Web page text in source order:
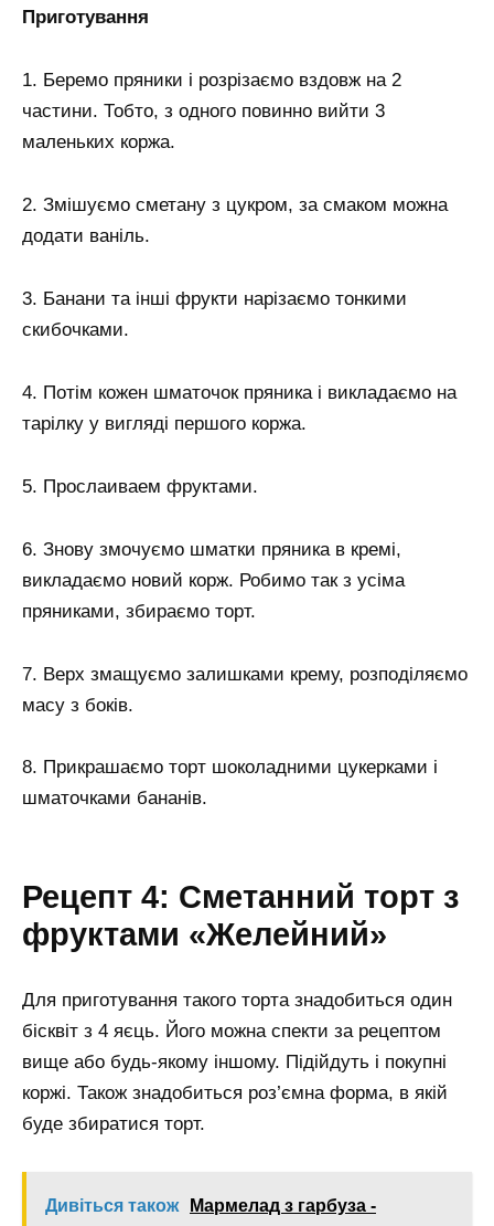
Приготування
1. Беремо пряники і розрізаємо вздовж на 2
частини. Тобто, з одного повинно вийти 3
маленьких коржа.
2. Змішуємо сметану з цукром, за смаком можна
додати ваніль.
3. Банани та інші фрукти нарізаємо тонкими
скибочками.
4. Потім кожен шматочок пряника і викладаємо на
тарілку у вигляді першого коржа.
5. Прослаиваем фруктами.
6. Знову змочуємо шматки пряника в кремі,
викладаємо новий корж. Робимо так з усіма
пряниками, збираємо торт.
7. Верх змащуємо залишками крему, розподіляємо
масу з боків.
8. Прикрашаємо торт шоколадними цукерками і
шматочками бананів.
Рецепт 4: Сметанний торт з
фруктами «Желейний»
Для приготування такого торта знадобиться один
бісквіт з 4 яєць. Його можна спекти за рецептом
вище або будь-якому іншому. Підійдуть і покупні
коржі. Також знадобиться роз’ємна форма, в якій
буде збиратися торт.
Дивіться також
Мармелад з гарбуза -